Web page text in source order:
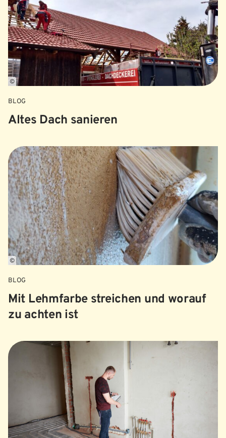
©
BLOG
Altes Dach sanieren
©
BLOG
Mit Lehmfarbe streichen und worauf
zu achten ist